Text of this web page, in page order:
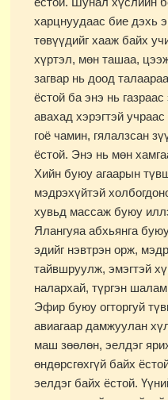
харцнуудаас бие дэхь
төвүүдийг хааж байх
хүртэл, мөн ташаа,
загвар нь доод
ёстой ба энэ нь
авахад хэрэгтэй
гоё чамин, гялалзсан
ёстой. Энэ нь мөн
Хийн буюу агаарын
мэдрэхүйтэй
хувьд массаж буюу
Ялангуяа абхьянга
эдийг нэвтрэн орж,
тайвшруулж, эмэгтэй
налархай, түргэн
Эфир буюу огторгуй
авиагаар дамжуулан
маш зөөлөн, эелдэг
өндөрсгөхгүй байх
эелдэг байх ёстой.